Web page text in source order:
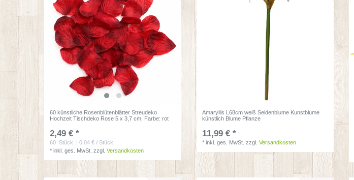
60 künstliche Rosenblütenblätter Streudeko
Hochzeit Tischdeko Rose 5 x 3,7 cm , Farbe: rot
2,49 € *
60 Stück
| 0,04 € / Stück
*inkl. ges. MwSt. zzgl.Versandkosten
Amaryllis L68cm weiß Seidenblume Kunstblume
künstlich Blume Pflanze
11,99 € *
*inkl. ges. MwSt. zzgl.Versandkosten